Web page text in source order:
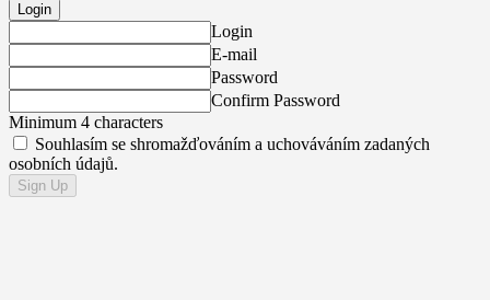
Login
E-mail
Password
Confirm Password
Minimum 4 characters
Souhlasím se shromažďováním a uchováváním zadaných
osobních údajů.